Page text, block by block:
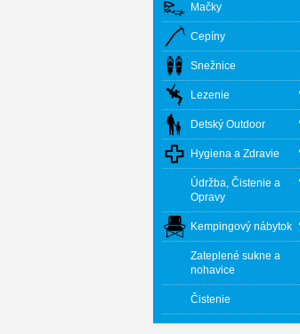
Mačky
Cepíny
Snežnice
Lezenie
Detský Outdoor
Hygiena a Zdravie
Údržba, Čistenie a
Opravy
Kempingový nábytok
Zateplené sukne a
nohavice
Čistenie